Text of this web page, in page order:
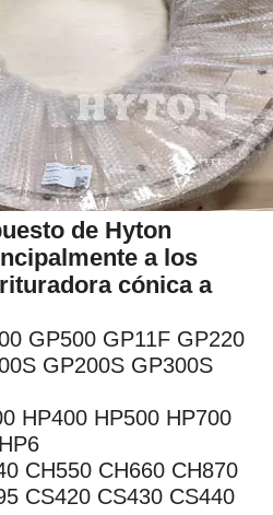
de Hyton
a los
cónica a
GP500 GP11F GP220
GP200S GP300S
HP400 HP500 HP700
CH550 CH660 CH870
CS420 CS430 CS440